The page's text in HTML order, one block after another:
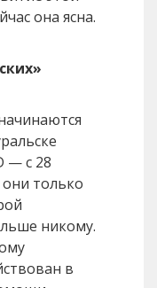
она ясна.
— с 28
только
никому.
в